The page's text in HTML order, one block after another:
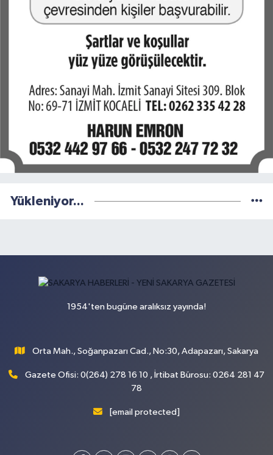
Yükleniyor...
1954'ten bugüne aralıksız yayında!
Orta Mah., Soğanpazarı Cad., No:30, Adapazarı, Sakarya
Gazete Ofisi: 0(264) 278 16 10 , İrtibat Bürosu: 0264 281 47
78
[email protected]